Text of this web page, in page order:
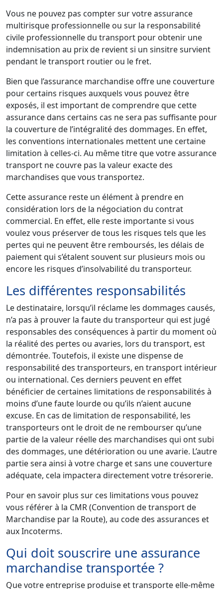
Vous ne pouvez pas compter sur votre assurance
multirisque professionnelle ou sur la responsabilité
civile professionnelle du transport pour obtenir une
indemnisation au prix de revient si un sinsitre survient
pendant le transport routier ou le fret.
Bien que l’assurance marchandise offre une couverture
pour certains risques auxquels vous pouvez être
exposés, il est important de comprendre que cette
assurance dans certains cas ne sera pas suffisante pour
la couverture de l’intégralité des dommages. En effet,
les conventions internationales mettent une certaine
limitation à celles-ci. Au même titre que votre assurance
transport ne couvre pas la valeur exacte des
marchandises que vous transportez.
Cette assurance reste un élément à prendre en
considération lors de la négociation du contrat
commercial. En effet, elle reste importante si vous
voulez vous préserver de tous les risques tels que les
pertes qui ne peuvent être remboursés, les délais de
paiement qui s’étalent souvent sur plusieurs mois ou
encore les risques d’insolvabilité du transporteur.
Les différentes responsabilités
Le destinataire, lorsqu’il réclame les dommages causés,
n’a pas à prouver la faute du transporteur qui est jugé
responsables des conséquences à partir du moment où
la réalité des pertes ou avaries, lors du transport, est
démontrée. Toutefois, il existe une dispense de
responsabilité des transporteurs, en transport intérieur
ou international. Ces derniers peuvent en effet
bénéficier de certaines limitations de responsabilités à
moins d’une faute lourde ou qu’ils n’aient aucune
excuse. En cas de limitation de responsabilité, les
transporteurs ont le droit de ne rembourser qu’une
partie de la valeur réelle des marchandises qui ont subi
des dommages, une détérioration ou une avarie. L’autre
partie sera ainsi à votre charge et sans une couverture
adéquate, cela impactera directement votre trésorerie.
Pour en savoir plus sur ces limitations vous pouvez
vous référer à la CMR (Convention de transport de
Marchandise par la Route), au code des assurances et
aux Incoterms.
Qui doit souscrire une assurance
marchandise transportée ?
Que votre entreprise produise et transporte elle-même